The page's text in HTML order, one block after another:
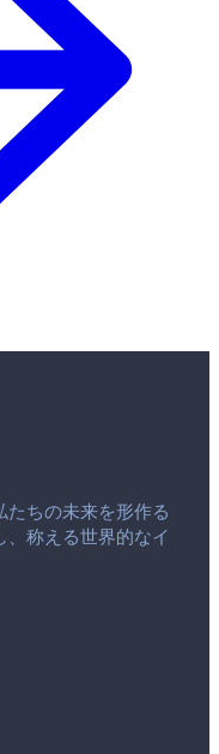
ちの未来を形作る
称える世界的なイ